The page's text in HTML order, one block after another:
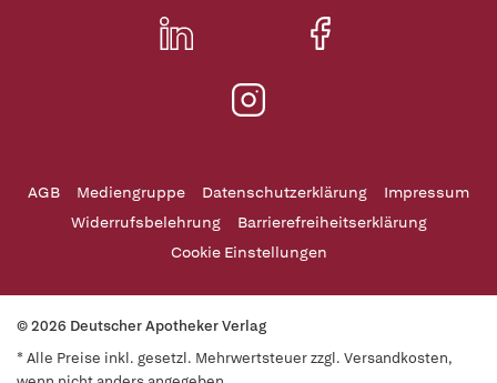
AGB Mediengruppe Datenschutzerklärung
Impressum
Widerrufsbelehrung
Barrierefreiheitserklärung
Cookie Einstellungen
© 2026 Deutscher Apotheker Verlag
* Alle Preise inkl. gesetzl. Mehrwertsteuer zzgl. Versandkosten,